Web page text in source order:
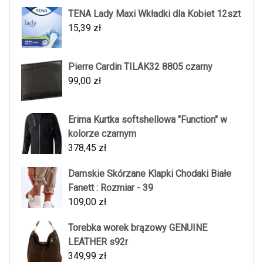
TENA Lady Maxi Wkładki dla Kobiet 12szt
15,39 zł
Pierre Cardin TILAK32 8805 czarny
99,00 zł
Erima Kurtka softshellowa "Function" w
kolorze czarnym
378,45 zł
Damskie Skórzane Klapki Chodaki Białe
Fanett : Rozmiar - 39
109,00 zł
Torebka worek brązowy GENUINE
LEATHER s92r
349,99 zł